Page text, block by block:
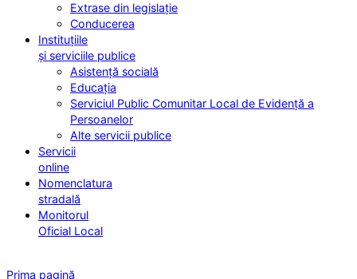
Extrase din legislație
Conducerea
Instituțiile
și serviciile publice
Asistență socială
Educația
Serviciul Public Comunitar Local de Evidență a
Persoanelor
Alte servicii publice
Servicii
online
Nomenclatura
stradală
Monitorul
Oficial Local
Prima pagină